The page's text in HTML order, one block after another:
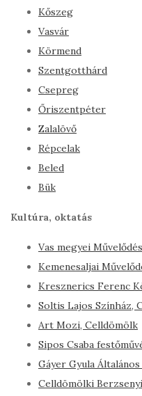
Kőszeg
Vasvár
Körmend
Szentgotthárd
Csepreg
Őriszentpéter
Zalalövő
Répcelak
Beled
Bük
Kultúra, oktatás
Vas megyei
Kemenesaljai
Kresznerics Ferenc
Soltis Lajos Színház,
Art Mozi, Celldömölk
Sipos Csaba
Gáyer Gyula
Celldömölki